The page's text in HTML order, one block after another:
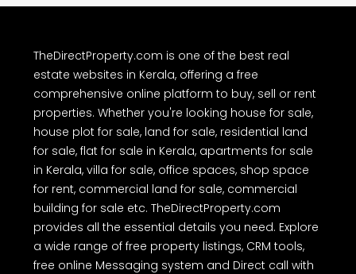
TheDirectProperty.com is one of the best real
estate websites in Kerala, offering a free
comprehensive online platform to buy, sell or rent
properties. Whether you're looking house for sale,
house plot for sale, land for sale, residential land
for sale, flat for sale in Kerala, apartments for sale
in Kerala, villa for sale, office spaces, shop space
for rent, commercial land for sale, commercial
building for sale etc. TheDirectProperty.com
provides all the essential details you need. Explore
a wide range of free property listings, CRM tools,
free online Messaging system and Direct call with